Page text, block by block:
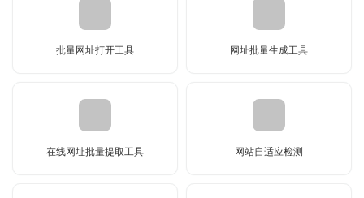
批量网址打开工具 网址批量生成工具
在线网址批量提取工具 网站自适应检测